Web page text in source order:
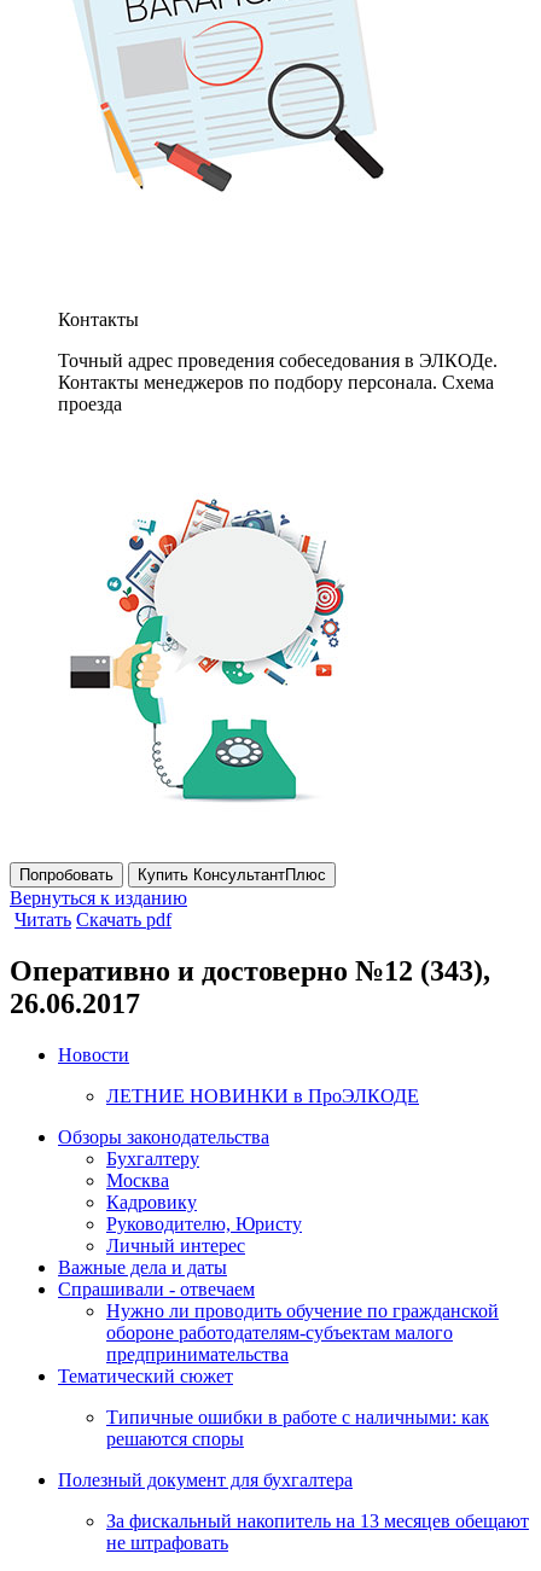
Контакты
Точный адрес проведения собеседования в ЭЛКОДе.
Контакты менеджеров по подбору персонала. Схема
проезда
Попробовать Купить КонсультантПлюс
Вернуться к изданию
Читать Скачать pdf
Оперативно и достоверно №12 (343),
26.06.2017
Новости
ЛЕТНИЕ НОВИНКИ в ПроЭЛКОДЕ
Обзоры законодательства
Бухгалтеру
Москва
Кадровику
Руководителю, Юристу
Личный интерес
Важные дела и даты
Спрашивали - отвечаем
Нужно ли проводить обучение по гражданской
обороне работодателям-субъектам малого
предпринимательства
Тематический сюжет
Типичные ошибки в работе с наличными: как
решаются споры
Полезный документ для бухгалтера
За фискальный накопитель на 13 месяцев обещают
не штрафовать